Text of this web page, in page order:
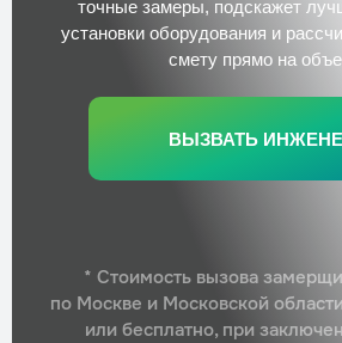
Заказать
точные замеры, подскажет
установки оборудования и
смету прямо на
ВЫЗВАТЬ
* Стоимость вызова
по Москве и Московской
или бесплатно, при